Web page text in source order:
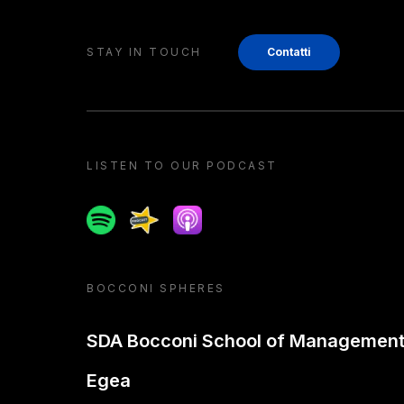
STAY IN TOUCH Contatti
LISTEN TO OUR PODCAST
SpotifySpreakerApple podcast
BOCCONI SPHERES
SDA Bocconi School of Management
Egea